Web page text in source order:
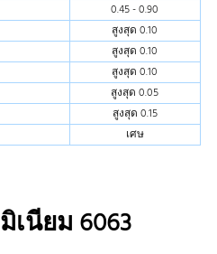
0.45 - 0.90
สูงสุด 0.10
สูงสุด 0.10
สูงสุด 0.10
สูงสุด 0.05
สูงสุด 0.15
เศษ
นียม 6063